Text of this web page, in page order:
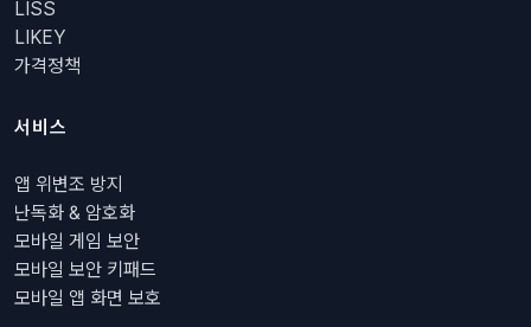
LISS
LIKEY
가격정책
서비스
앱 위변조 방지
난독화 & 암호화
모바일 게임 보안
모바일 보안 키패드
모바일 앱 화면 보호